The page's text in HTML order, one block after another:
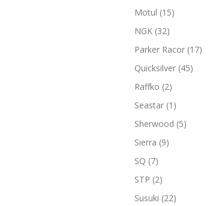
Motul (15)
NGK (32)
Parker Racor (17)
Quicksilver (45)
Raffko (2)
Seastar (1)
Sherwood (5)
Sierra (9)
SQ (7)
STP (2)
Susuki (22)